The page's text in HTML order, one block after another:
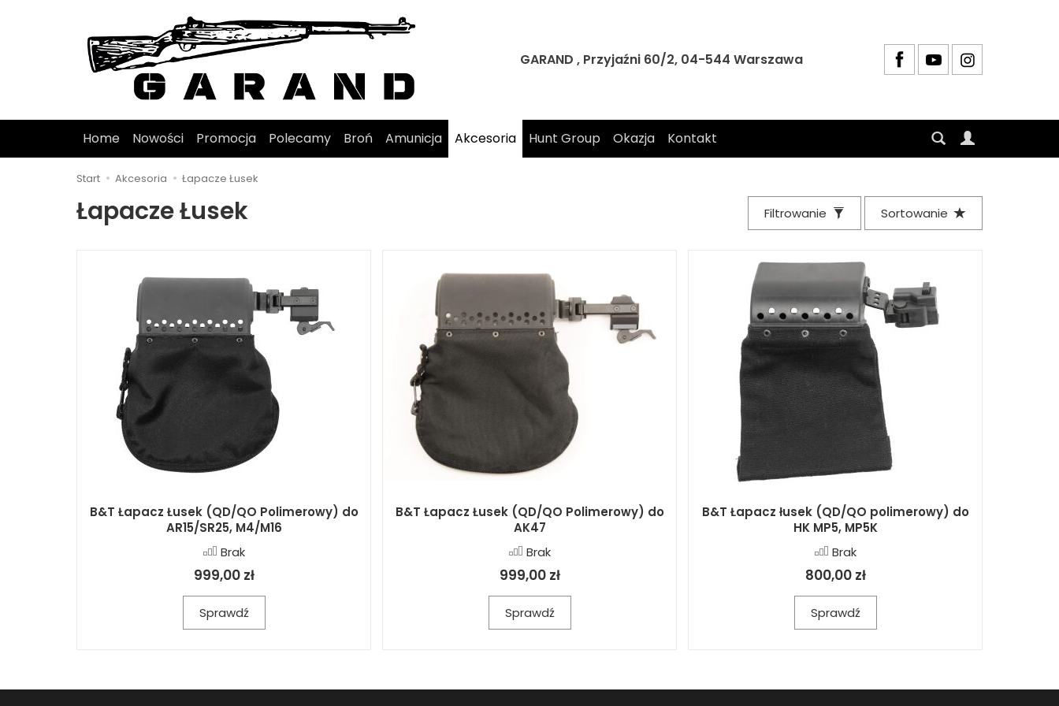
GARAND , Przyjaźni 60/2, 04-544 Warszawa
Home Nowości Promocja Polecamy Broń Amunicja Akcesoria Hunt Group Okazja Kontakt
Start Akcesoria Łapacze Łusek
Łapacze Łusek Filtrowanie Sortowanie
B&T Łapacz Łusek (QD/QO Polimerowy) do
AR15/SR25, M4/M16
Brak
999,00 zł
Sprawdź
B&T Łapacz Łusek (QD/QO Polimerowy) do
AK47
Brak
999,00 zł
Sprawdź
B&T Łapacz łusek (QD/QO polimerowy) do
HK MP5, MP5K
Brak
800,00 zł
Sprawdź